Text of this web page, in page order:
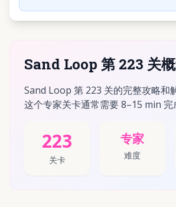
Sand Loop 第 223 关
Sand Loop 第 223 关的完整攻略和
这个专家关卡通常需要 8–15 min 完
223
关卡
专家
难度